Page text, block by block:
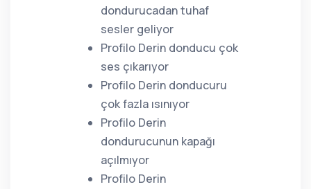
dondurucadan tuhaf
sesler geliyor
Profilo Derin donducu çok
ses çıkarıyor
Profilo Derin donducuru
çok fazla ısınıyor
Profilo Derin
dondurucunun kapağı
açılmıyor
Profilo Derin